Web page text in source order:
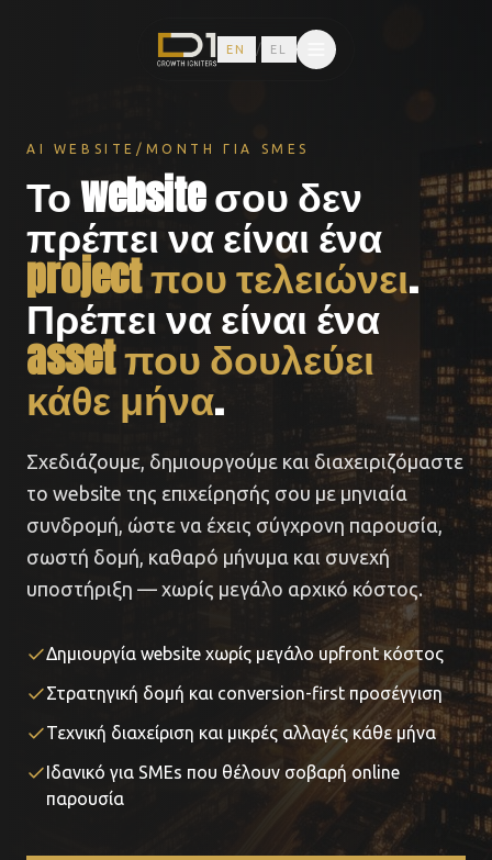
EN / EL
AI WEBSITE/MONTH ΓΙΑ SMES
Το website σου δεν
πρέπει να είναι ένα
project που τελειώνει.
Πρέπει να είναι ένα
asset που δουλεύει
κάθε μήνα.
Σχεδιάζουμε, δημιουργούμε και διαχειριζόμαστε
το website της επιχείρησής σου με μηνιαία
συνδρομή, ώστε να έχεις σύγχρονη παρουσία,
σωστή δομή, καθαρό μήνυμα και συνεχή
υποστήριξη — χωρίς μεγάλο αρχικό κόστος.
Δημιουργία website χωρίς μεγάλο upfront κόστος
Στρατηγική δομή και conversion-first προσέγγιση
Τεχνική διαχείριση και μικρές αλλαγές κάθε μήνα
Ιδανικό για SMEs που θέλουν σοβαρή online
παρουσία